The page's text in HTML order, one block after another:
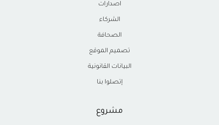
اصدارات
الشركاء
الصحافة
تصميم الموقع
البيانات القانونية
إتصلوا بنا
مشروع